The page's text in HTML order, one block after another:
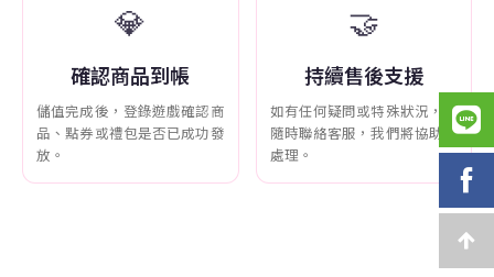
💎
確認商品到帳
儲值完成後，登錄遊戲確認商
品、點券或禮包是否已成功發
放。
🤝
持續售後支援
如有任何疑問或特殊狀況，可
隨時聯絡客服，我們將協助您
處理。